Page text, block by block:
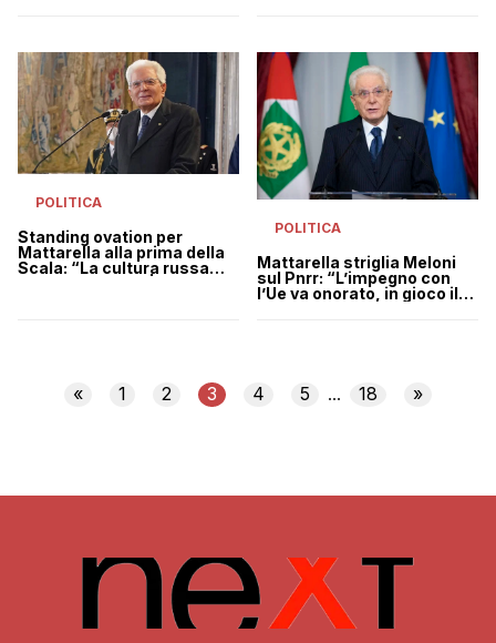
POLITICA
Standing ovation per
Mattarella alla prima della
Scala: “La cultura russa
POLITICA
Mattarella striglia Meloni
sul Pnrr: “L’impegno con
l’Ue va onorato, in gioco il
« 1 2 3 4 5 ... 18 »